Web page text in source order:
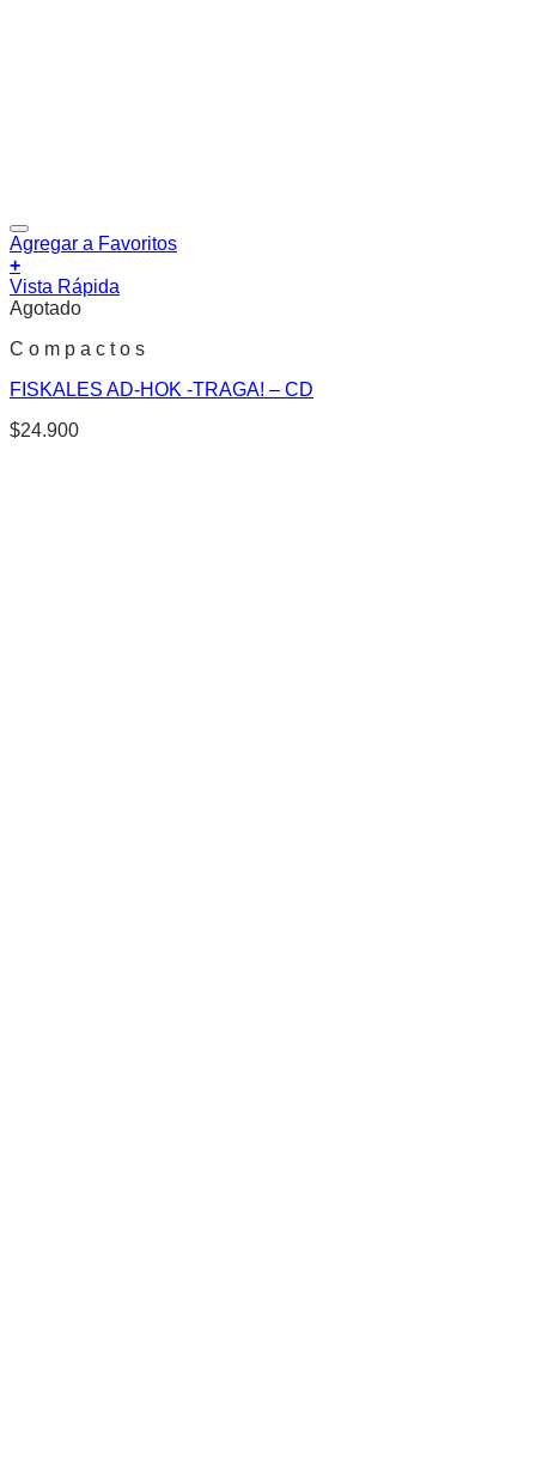
Agregar a Favoritos
+
Vista Rápida
Agotado
C o m p a c t o s
FISKALES AD-HOK -TRAGA! – CD
$24.900